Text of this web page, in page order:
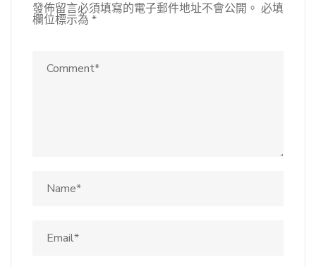
發佈留言必須填寫的電子郵件地址不會公開。 必填
欄位標示為 *